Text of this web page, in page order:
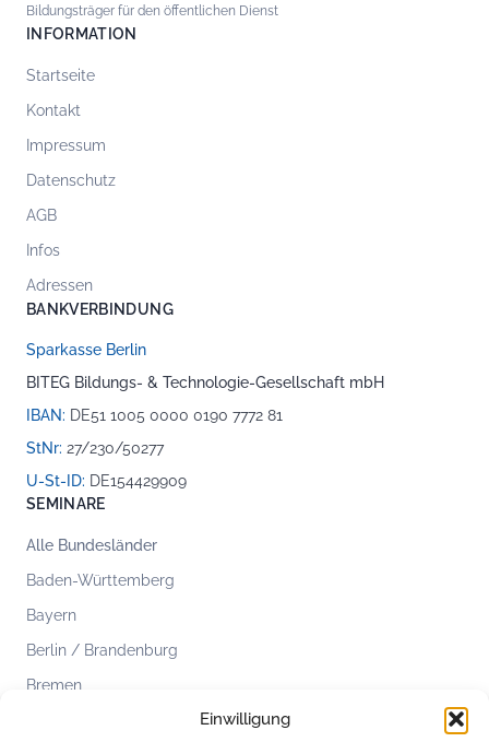
Einwilligung
Bildungsträger für den öffentlichen Dienst
INFORMATION
Startseite
Kontakt
Impressum
Datenschutz
AGB
Infos
Adressen
BANKVERBINDUNG
Sparkasse Berlin
BITEG Bildungs- & Technologie-Gesellschaft mbH
IBAN: DE51 1005 0000 0190 7772 81
StNr: 27/230/50277
U-St-ID: DE154429909
SEMINARE
Alle Bundesländer
Baden-Württemberg
Bayern
Berlin / Brandenburg
Bremen